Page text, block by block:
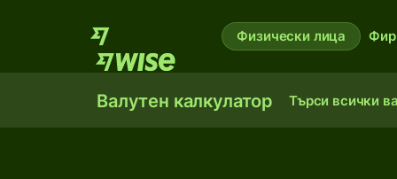
Физически лица
Валутен калкулатор Търси всички